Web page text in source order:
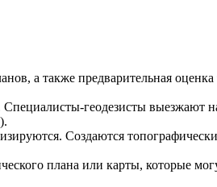
а также предварительная
геодезисты выезжают
Создаются
плана или карты, которые